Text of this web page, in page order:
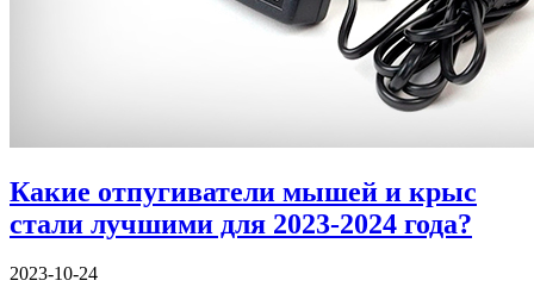
Какие отпугиватели мышей и крыс
стали лучшими для 2023-2024 года?
2023-10-24